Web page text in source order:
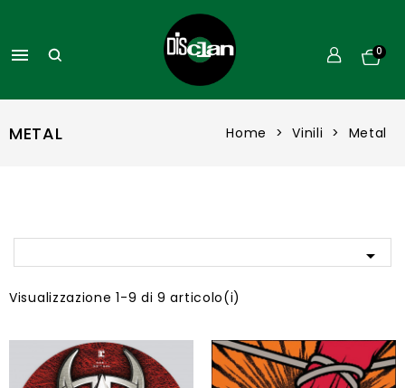
 0
METAL Home Vinili Metal

Visualizzazione 1-9 di 9 articolo(i)